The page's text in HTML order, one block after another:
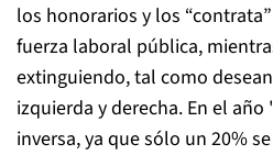
los honorarios y los
fuerza laboral pública,
extinguiendo, tal como
izquierda y derecha. En el
inversa, ya que sólo un 20%